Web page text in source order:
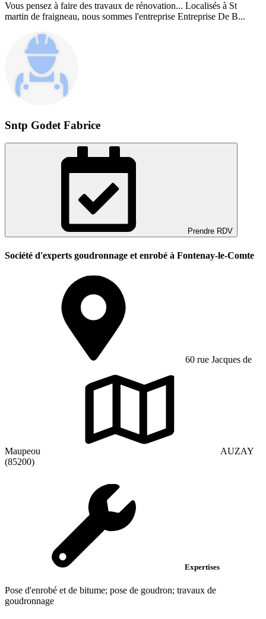
Vous pensez à faire des travaux de rénovation... Localisés à St
martin de fraigneau, nous sommes l'entreprise Entreprise De B...
Sntp Godet Fabrice
Prendre RDV
Société d'experts goudronnage et enrobé à Fontenay-le-Comte
60 rue Jacques de
Maupeou
AUZAY
(85200)
Expertises
Pose d'enrobé et de bitume; pose de goudron; travaux de
goudronnage